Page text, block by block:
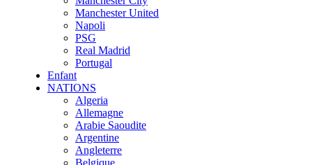
Manchester United
Napoli
PSG
Real Madrid
Portugal
Enfant
NATIONS
Algeria
Allemagne
Arabie Saoudite
Argentine
Angleterre
Belgique